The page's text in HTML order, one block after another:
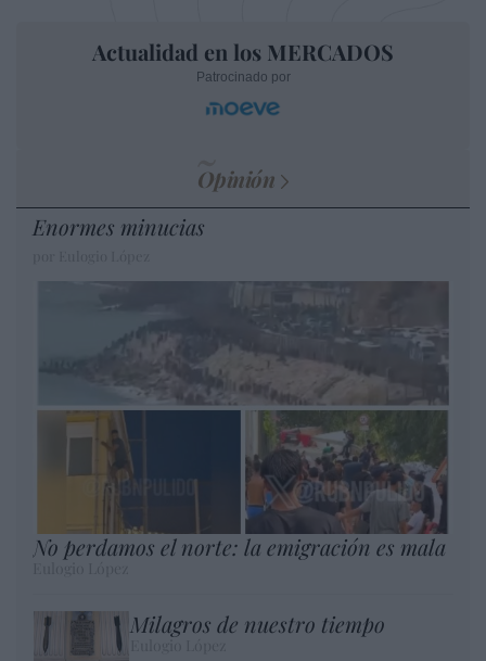
Actualidad en los MERCADOS
Patrocinado por
Opinión
Enormes minucias
No perdamos el norte: la emigración es mala
Milagros de nuestro tiempo